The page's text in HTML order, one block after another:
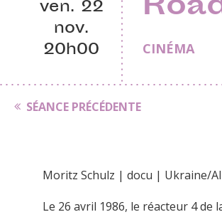
ven. 22
nov.
20h00
CINÉMA
SÉANCE PRÉCÉDENTE
Moritz Schulz | docu | Ukraine/
Le 26 avril 1986, le réacteur 4 de